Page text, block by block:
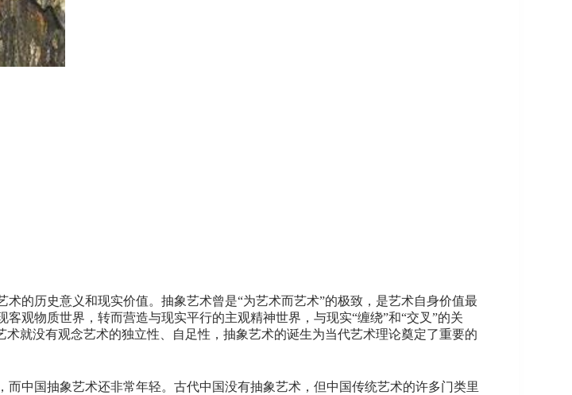
的历史意义和现实价值。抽象艺术曾是“为艺术而艺术”的极致，是艺术自身价值最
观物质世界，转而营造与现实平行的主观精神世界，与现实“缠绕”和“交叉”的关
就没有观念艺术的独立性、自足性，抽象艺术的诞生为当代艺术理论奠定了重要的
中国抽象艺术还非常年轻。古代中国没有抽象艺术，但中国传统艺术的许多门类里